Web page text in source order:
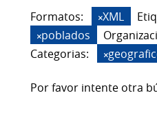
Formatos: XML
poblados
Categorias:
Por favor intente otra